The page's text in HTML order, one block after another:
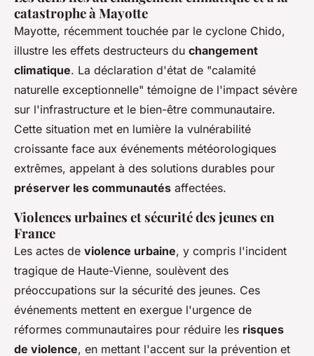
catastrophe à Mayotte
Mayotte, récemment touchée par le cyclone Chido,
illustre les effets destructeurs du changement
climatique. La déclaration d'état de "calamité
naturelle exceptionnelle" témoigne de l'impact sévère
sur l'infrastructure et le bien-être communautaire.
Cette situation met en lumière la vulnérabilité
croissante face aux événements météorologiques
extrêmes, appelant à des solutions durables pour
préserver les communautés affectées.
Violences urbaines et sécurité des jeunes en
France
Les actes de violence urbaine, y compris l'incident
tragique de Haute-Vienne, soulèvent des
préoccupations sur la sécurité des jeunes. Ces
événements mettent en exergue l'urgence de
réformes communautaires pour réduire les risques
de violence, en mettant l'accent sur la prévention et